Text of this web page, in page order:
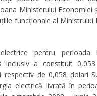
Ministerului Economiei
funcționale al Ministrului
pentru perioada
inclusiv a constituit
de 0,058 dolari
electrică livrată în